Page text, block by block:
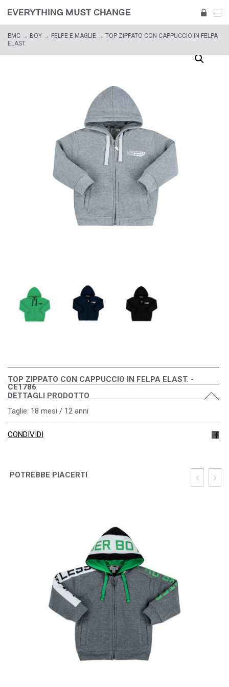
EMC → BOY → FELPE E MAGLIE → TOP ZIPPATO CON CAPPUCCIO IN FELPA
ELAST.
TOP ZIPPATO CON CAPPUCCIO IN FELPA ELAST. -
CE1786
DETTAGLI PRODOTTO
Taglie: 18 mesi / 12 anni
CONDIVIDI
POTREBBE PIACERTI